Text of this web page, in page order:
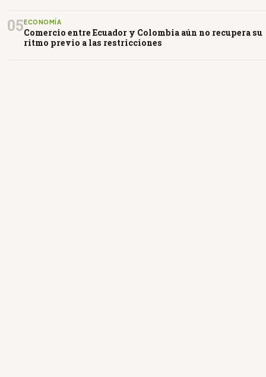
05 ECONOMÍA
Comercio entre Ecuador y Colombia aún no recupera su
ritmo previo a las restricciones